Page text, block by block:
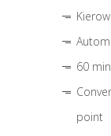
60
point